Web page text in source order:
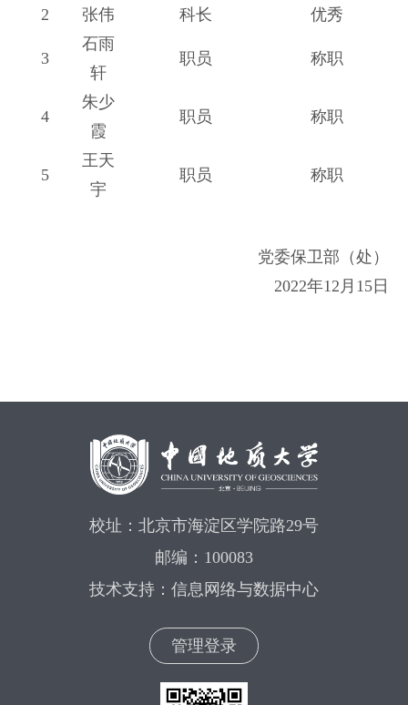
2
张伟 科长 优秀
3
石雨
轩
职员 称职
4
朱少
霞
职员 称职
5
王天
宇
职员 称职
党委保卫部（处）
2022年12 月 15日
校址：北京市海淀区学院路29号
邮编：100083
技术支持：信息网络与数据中心
管理登录